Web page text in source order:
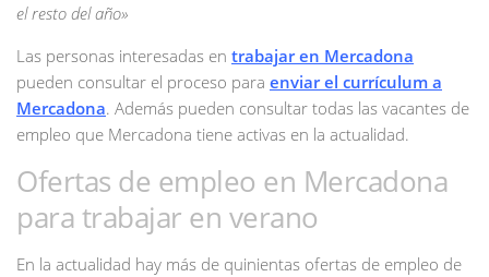
el resto del año»
Las personas interesadas en trabajar en Mercadona
pueden consultar el proceso para enviar el currículum a
Mercadona. Además pueden consultar todas las vacantes de
empleo que Mercadona tiene activas en la actualidad.
Ofertas de empleo en Mercadona
para trabajar en verano
En la actualidad hay más de quinientas ofertas de empleo de